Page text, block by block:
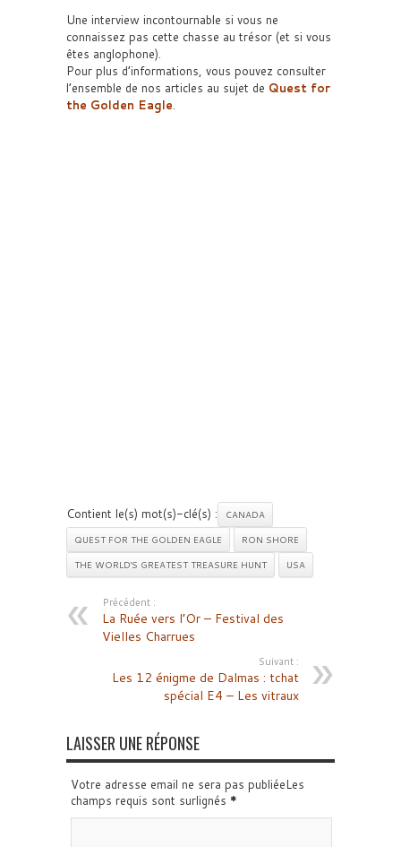
Une interview incontournable si vous ne
connaissez pas cette chasse au trésor (et si vous
êtes anglophone).
Pour plus d’informations, vous pouvez consulter
l’ensemble de nos articles au sujet de Quest for
the Golden Eagle.
Contient le(s) mot(s)-clé(s) :
CANADA
QUEST FOR THE GOLDEN EAGLE
RON SHORE
THE WORLD'S GREATEST TREASURE HUNT
USA
Précédent :
La Ruée vers l’Or – Festival des
Vielles Charrues
Suivant :
Les 12 énigme de Dalmas : tchat
spécial E4 – Les vitraux
LAISSER UNE RÉPONSE
Votre adresse email ne sera pas publiéeLes
champs requis sont surlignés *